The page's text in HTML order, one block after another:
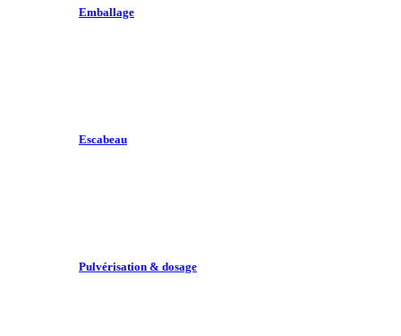
Emballage
Escabeau
Pulvérisation & dosage